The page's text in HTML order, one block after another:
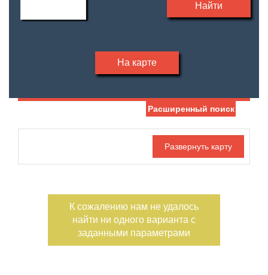
Найти
На карте
С фото
Отдельный вход
Расширенный поиск
К сожалению нам не удалось
найти ни одного варианта с
заданными параметрами